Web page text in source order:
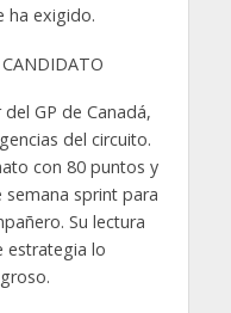
ha exigido.
GP de Canadá,
del circuito.
con 80 puntos y
sprint para
Su lectura
estrategia lo